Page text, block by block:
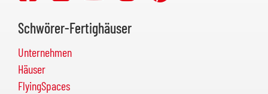
Schwörer-Fertighäuser
Unternehmen
Häuser
FlyingSpaces